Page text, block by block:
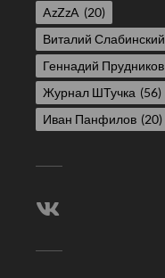
AzZzA (20)
Виталий Слабинский
Геннадий Прудников
Журнал ШТучка (56)
Иван Панфилов (20)